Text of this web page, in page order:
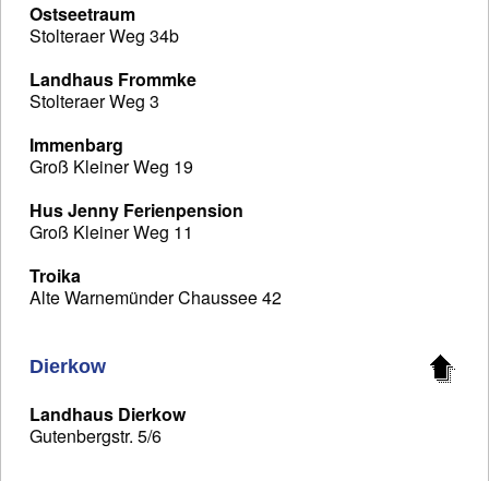
Ostseetraum
Stolteraer Weg 34b
Landhaus Frommke
Stolteraer Weg 3
Immenbarg
Groß Kleiner Weg 19
Hus Jenny Ferienpension
Groß Kleiner Weg 11
Troika
Alte Warnemünder Chaussee 42
Dierkow
Landhaus Dierkow
Gutenbergstr. 5/6